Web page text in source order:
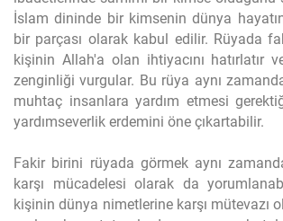
İslam dininde bir kimsenin dünya
bir parçası olarak kabul edilir. Rüyada
kişinin Allah'a olan ihtiyacını hatırlatır
zenginliği vurgular. Bu rüya aynı
muhtaç insanlara yardım etmesi
yardımseverlik erdemini öne çıkartabilir.
Fakir birini rüyada görmek aynı
karşı mücadelesi olarak da
kişinin dünya nimetlerine karşı mütevazı